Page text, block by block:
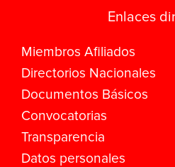
Enlaces
Miembros Afiliados
Directorios Nacionales
Documentos Básicos
Convocatorias
Transparencia
Datos personales